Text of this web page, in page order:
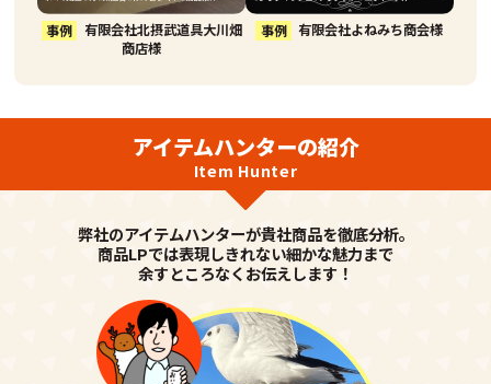
事例
有限会社北摂武道具大川畑
商店様
事例 有限会社よねみち商会様
アイテムハンターの紹介
Item Hunter
弊社のアイテムハンターが貴社商品を徹底分析。
商品LPでは表現しきれない細かな魅力まで
余すところなくお伝えします！